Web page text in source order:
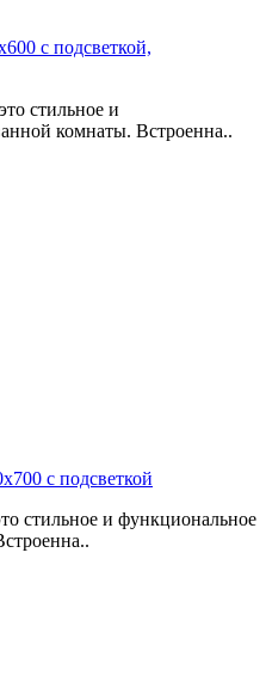
с подсветкой,
стильное и
комнаты. Встроенна..
с подсветкой
стильное и функциональное